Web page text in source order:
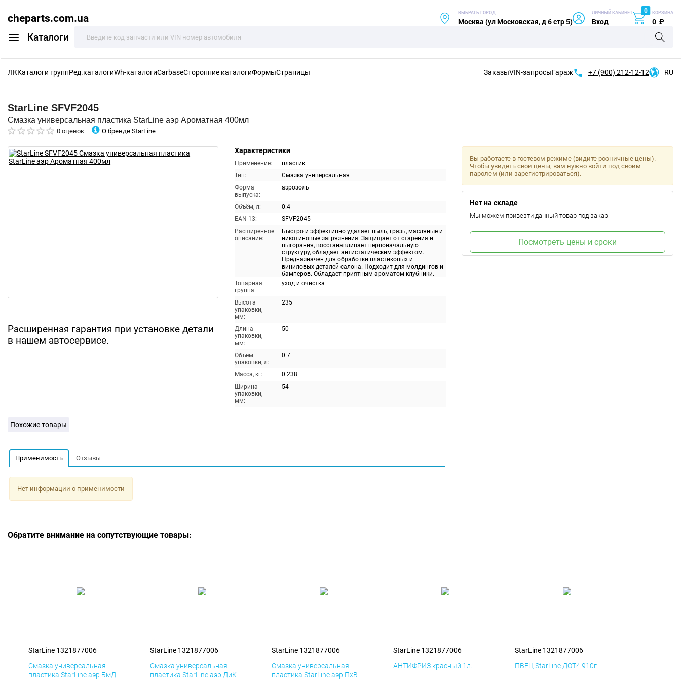
cheparts.com.ua
Каталоги
ВЫБРАТЬ ГОРОД
Москва (ул Московская, д 6 стр 5)
ЛИЧНЫЙ КАБИНЕТ
Вход
0 КОРЗИНА
0 ₽
ЛККаталоги группРед.каталогиWh-каталогиCarbaseСторонние каталогиФормыСтраницы ЗаказыVIN-запросыГараж +7 (900) 212-12-12 RU
StarLine SFVF2045
Смазка универсальная пластика StarLine аэр Ароматная 400мл
0 оценок О бренде StarLine
Расширенная гарантия при установке детали
в нашем автосервисе.
Характеристики
Применение:
пластик
Тип:
Смазка универсальная
Форма
выпуска:
аэрозоль
Объём, л:
0.4
EAN-13:
SFVF2045
Расширенное
описание:
Быстро и эффективно удаляет пыль, грязь, масляные и
никотиновые загрязнения. Защищает от старения и
выгорания, восстанавливает первоначальную
структуру, обладает антистатическим эффектом.
Предназначен для обработки пластиковых и
виниловых деталей салона. Подходит для молдингов и
бамперов. Обладает приятным ароматом клубники.
Товарная
группа:
уход и очистка
Высота
упаковки,
мм:
235
Длина
упаковки,
мм:
50
Объем
упаковки, л:
0.7
Масса, кг:
0.238
Ширина
упаковки,
мм:
54
Вы работаете в гостевом режиме (видите розничные цены).
Чтобы увидеть свои цены, вам нужно войти под своим
паролем (или зарегистрироваться).
Нет на складе
Мы можем привезти данный товар под заказ.
Посмотреть цены и сроки
Похожие товары
Применимость Отзывы
Нет информации о применимости
Обратите внимание на сопутствующие товары:
StarLine 1321877006
Смазка универсальная
пластика StarLine аэр БмД
StarLine 1321877006
Смазка универсальная
пластика StarLine аэр ДиК
StarLine 1321877006
Смазка универсальная
пластика StarLine аэр ПхВ
StarLine 1321877006
АНТИФРИЗ красный 1л.
StarLine 1321877006
ПВЕЦ StarLine ДОТ4 910г